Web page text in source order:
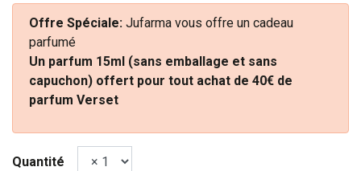
Offre Spéciale: Jufarma vous offre un cadeau
parfumé
Un parfum 15ml (sans emballage et sans
capuchon) offert pour tout achat de 40€ de
parfum Verset
Quantité